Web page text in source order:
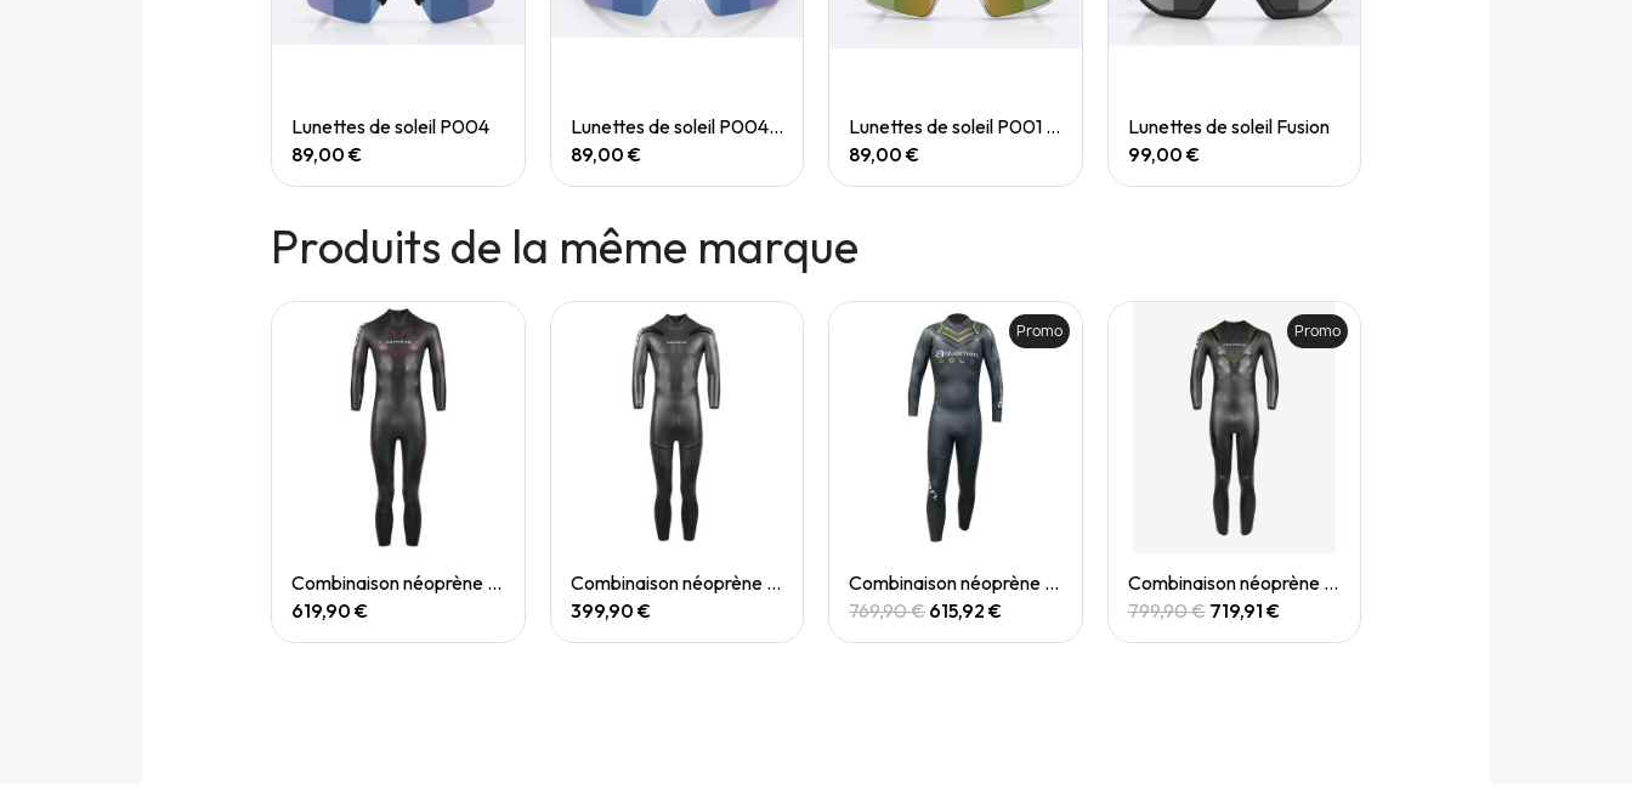
Quick View
Lunettes de soleil P004
89,00 €
Quick View
Lunettes de soleil P004 Small
89,00 €
Quick View
Lunettes de soleil P001 Small
89,00 €
Quick View
Lunettes de soleil Fusion
99,00 €
Produits de la même marque
Quick View
Combinaison néoprène - Bionik 2 (M) - reconditionné
619,90 €
Quick View
Combinaison néoprène - DNA 2 (M) - Reconditionné
399,90 €
Quick View
Promo
Combinaison néoprène - Gold (M)
769,90 € 615,92 €
Quick View
Promo
Combinaison néoprène - Gold 2 (M)
799,90 € 719,91 €